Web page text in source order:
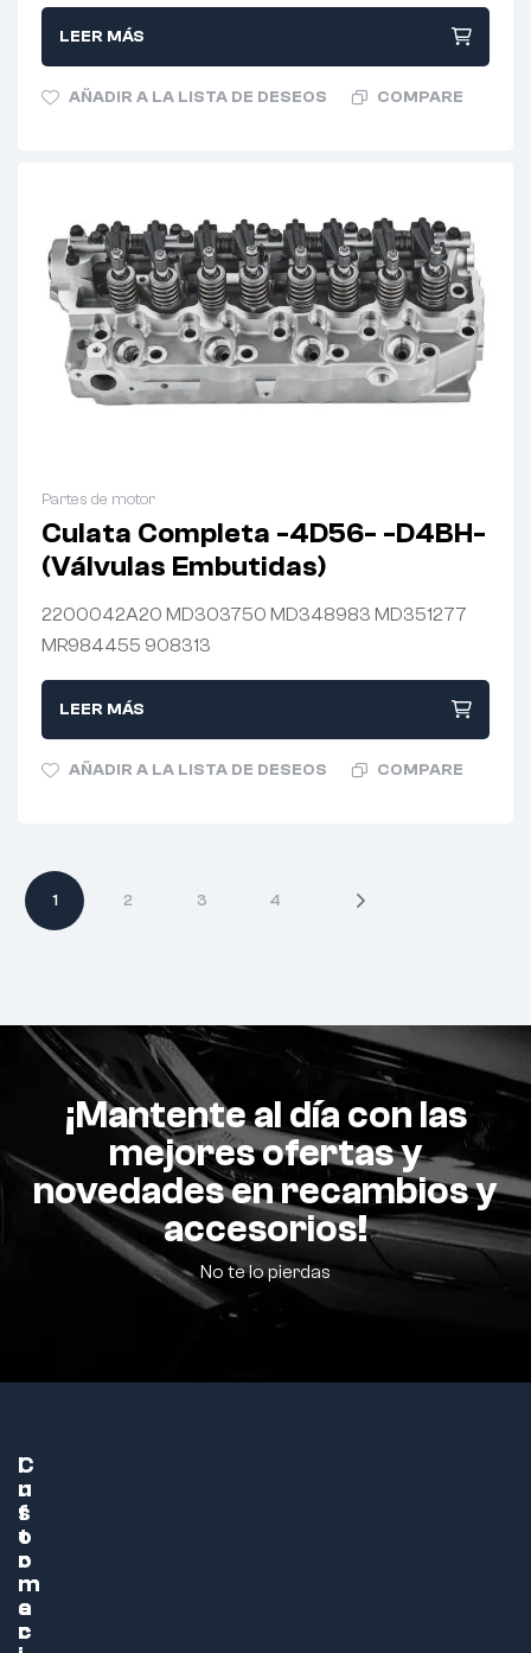
LEER MÁS
AÑADIR A LA LISTA DE DESEOS COMPARE
Partes de motor
Culata Completa -4D56- -D4BH-
(Válvulas Embutidas)
2200042A20 MD303750 MD348983 MD351277
MR984455 908313
LEER MÁS
AÑADIR A LA LISTA DE DESEOS COMPARE
1 2 3 4
¡Mantente al día con las
mejores ofertas y
novedades en recambios y
accesorios!
No te lo pierdas
C
u
s
t
o
m
e
r
I
n
f
o
r
m
a
c